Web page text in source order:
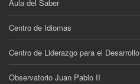
Aula del Saber
Centro de Idiomas
Centro de Liderazgo para el Desarrollo
Observatorio Juan Pablo II